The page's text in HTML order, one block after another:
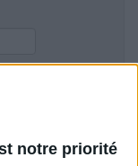
notre priorité